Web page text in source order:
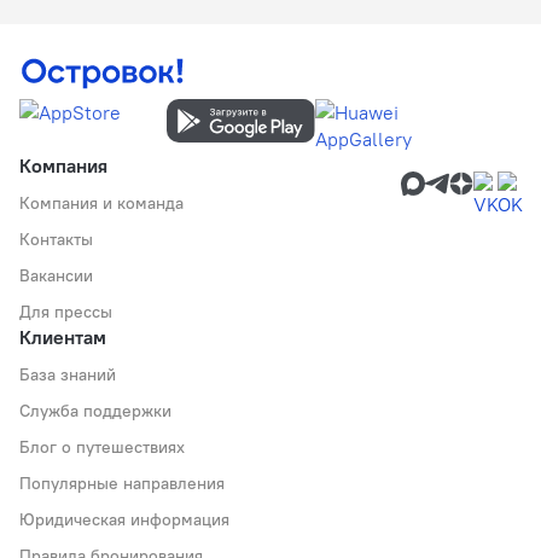
Компания
Компания и команда
Контакты
Вакансии
Для прессы
Клиентам
База знаний
Служба поддержки
Блог о путешествиях
Популярные направления
Юридическая информация